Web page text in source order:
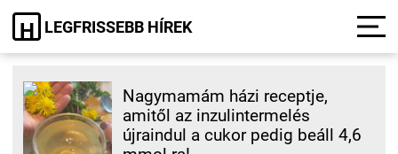
H LEGFRISSEBB HÍREK
Nagymamám házi receptje,
amitől az inzulintermelés
újraindul a cukor pedig beáll 4,6